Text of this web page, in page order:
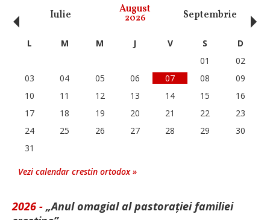
Iulie August
2026 Septembrie
‹ L M M J V S
D
01
02
03
04 05 06 07 08
09
10
11 12 13 14 15
16
17
18 19 20 21 22
23
24
25 26 27 28 29
30
31
Vezi calendar crestin ortodox »
2026 - „Anul omagial al pastorației familiei